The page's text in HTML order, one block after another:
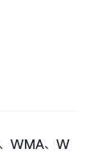
WMA、W